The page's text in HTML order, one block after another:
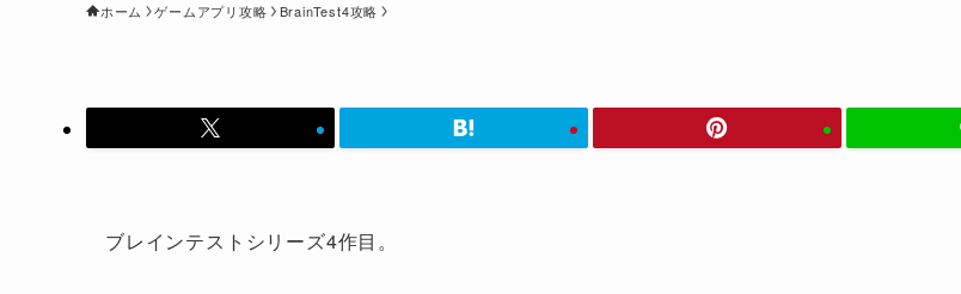
ホーム ゲームアプリ攻略 BrainTest4攻略
ブレインテストシリーズ4作目。